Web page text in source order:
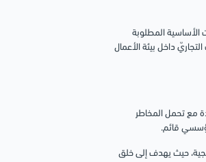
الأساسية المطلوبة
داخل بيئة الأعمال
مع تحمل المخاطر
مؤسسي قائم.
حيث يهدف إلى خلق